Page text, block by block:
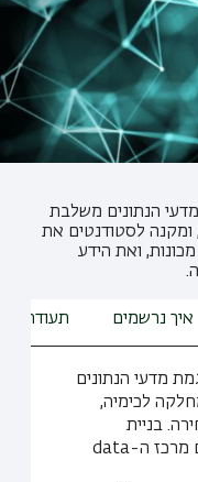
הנתונים משלבת
ומקנה לסטודנטים את
ואת הידע
איך נרשמים תעודת
מדעי הנתונים
לכימיה,
בניית
התוכנית נעשתה בשיתוף פעולה עם מרכז ה-data